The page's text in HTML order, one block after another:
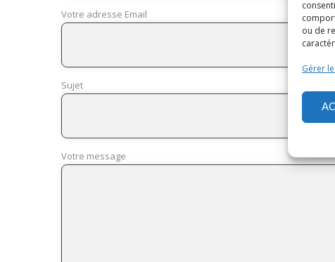
ou de
Gérer
Votre adresse Email
Sujet
Votre message